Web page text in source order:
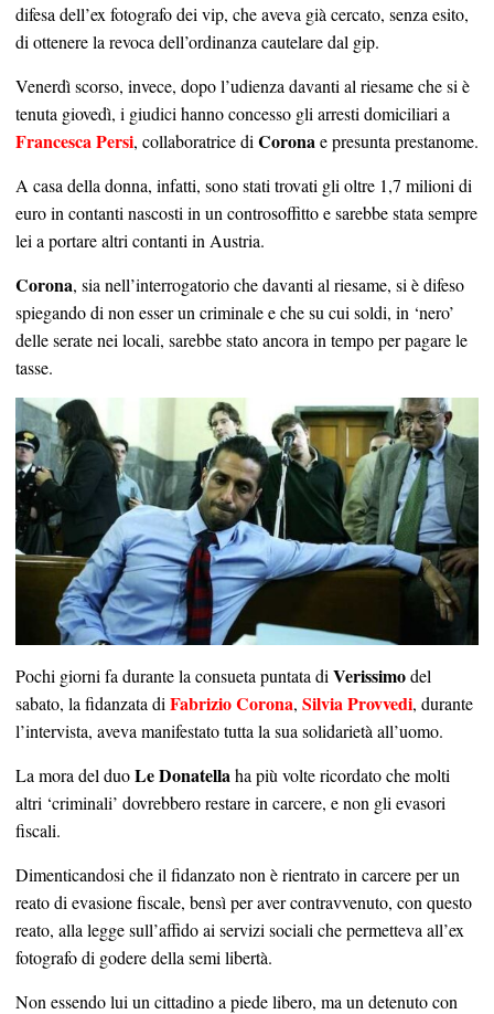
difesa dell’ex fotografo dei vip, che aveva già cercato, senza esito,
di ottenere la revoca dell’ordinanza cautelare dal gip.
Venerdì scorso, invece, dopo l’udienza davanti al riesame che si è
tenuta giovedì, i giudici hanno concesso gli arresti domiciliari a
Francesca Persi, collaboratrice diCoronae presunta prestanome.
A casa della donna, infatti, sono stati trovati gli oltre 1,7 milioni di
euro in contanti nascosti in un controsoffitto e sarebbe stata sempre
lei a portare altri contanti in Austria.
Corona, sia nell’interrogatorio che davanti al riesame, si è difeso
spiegando di non esser un criminale e che su cui soldi, in ‘nero’
delle serate nei locali, sarebbe stato ancora in tempo per pagare le
tasse.
Pochi giorni fa durante la consueta puntata di Verissimodel
sabato, la fidanzata di Fabrizio Corona, Silvia Provvedi, durante
l’intervista, aveva manifestato tutta la sua solidarietà all’uomo.
La mora del duoLe Donatella ha più volte ricordato che molti
altri ‘criminali’ dovrebbero restare in carcere, e non gli evasori
fiscali.
Dimenticandosi che il fidanzato non è rientrato in carcere per un
reato di evasione fiscale, bensì per aver contravvenuto, con questo
reato, alla legge sull’affido ai servizi sociali che permetteva all’ex
fotografo di godere della semi libertà.
Non essendo lui un cittadino a piede libero, ma un detenuto con